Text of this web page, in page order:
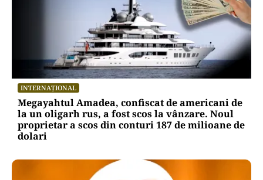
INTERNAȚIONAL
Megayahtul Amadea, confiscat de americani de
la un oligarh rus, a fost scos la vânzare. Noul
proprietar a scos din conturi 187 de milioane de
dolari